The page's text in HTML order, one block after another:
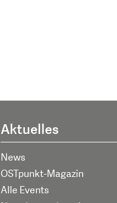
Aktuelles
News
OSTpunkt-Magazin
Alle Events